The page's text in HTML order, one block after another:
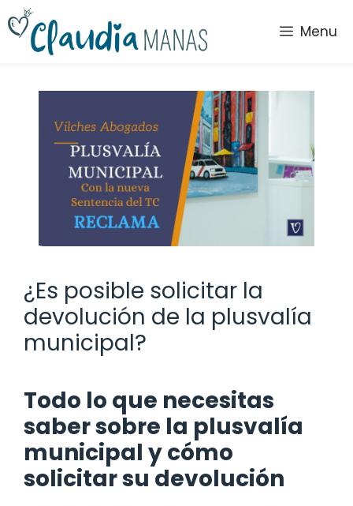
Saltar
al
contenido
Menu
¿Es posible solicitar la
devolución de la plusvalía
municipal?
Todo lo que necesitas
saber sobre la plusvalía
municipal y cómo
solicitar su devolución